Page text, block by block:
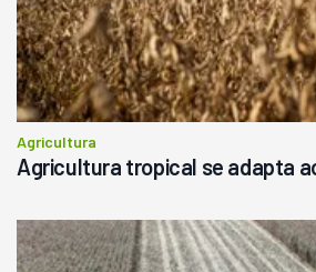
Consultar
Agricultura
Agricultura tropical se adapta